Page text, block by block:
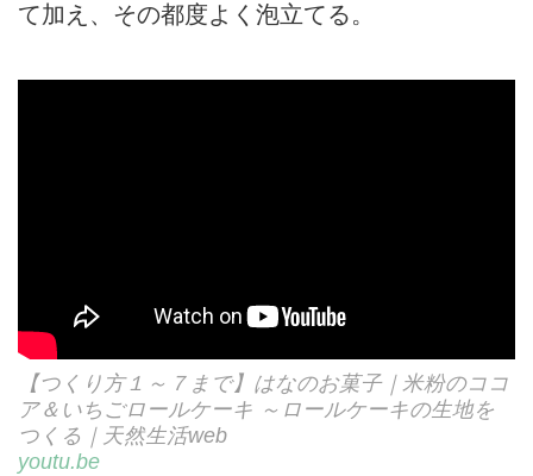
て加え、その都度よく泡立てる。
【つくり方１～７まで】はなのお菓子｜米粉のココ
ア＆いちごロールケーキ ～ロールケーキの生地を
つくる｜天然生活web
youtu.be